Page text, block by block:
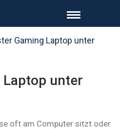
Gaming Laptop unter
Laptop unter
oft am Computer sitzt oder